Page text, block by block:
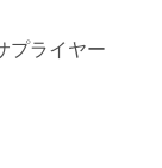
プライヤー